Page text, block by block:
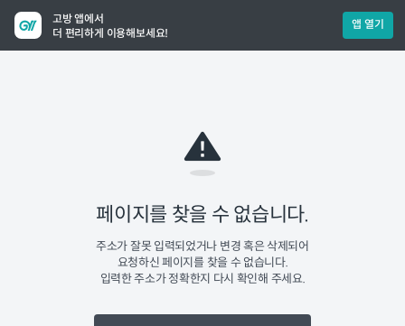
고방 앱에서
더 편리하게 이용해보세요!
앱 열기
페이지를 찾을 수 없습니다.
주소가 잘못 입력되었거나 변경 혹은 삭제되어
요청하신 페이지를 찾을 수 없습니다.
입력한 주소가 정확한지 다시 확인해 주세요.